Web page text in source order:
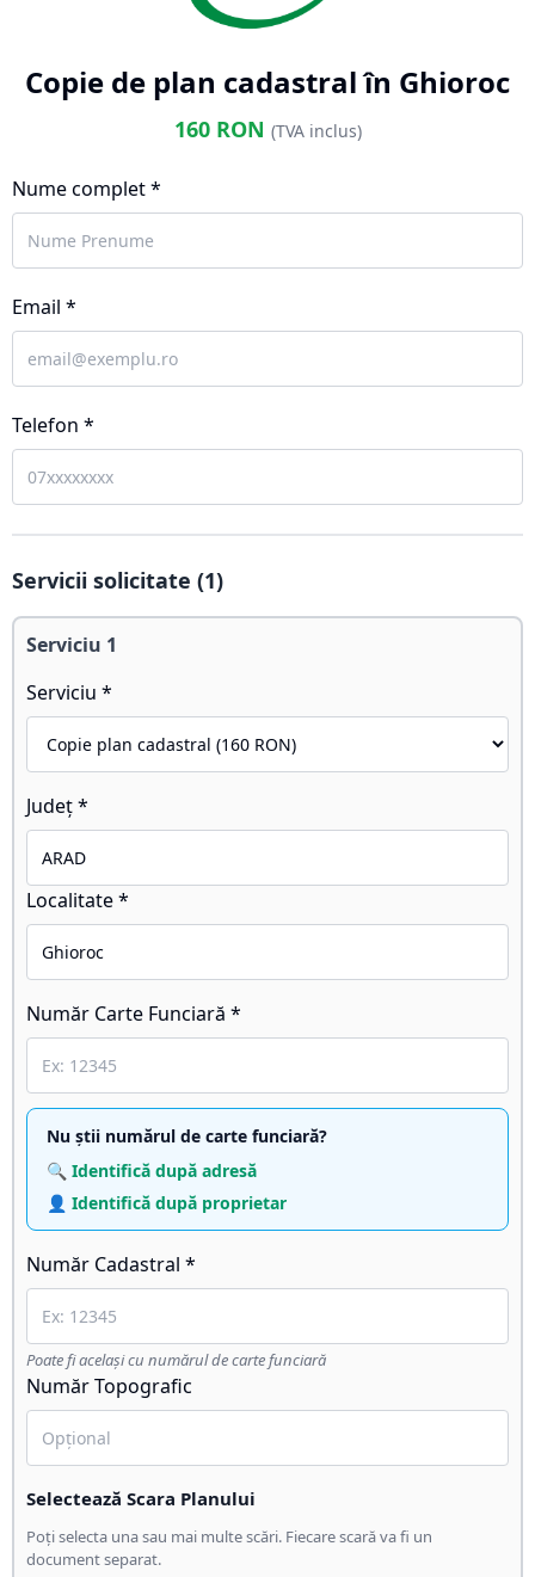
Copie de plan cadastral în Ghioroc
160RON (TVA inclus)
Nume complet *
Email *
Telefon *
Servicii solicitate (1)
Serviciu 1
Serviciu *
Județ *
Localitate *
Număr Carte Funciară *
Nu știi numărul de carte funciară?
🔍 Identifică după adresă
👤 Identifică după proprietar
Număr Cadastral *
Poate fi același cu numărul de carte funciară
Număr Topografic
Selectează Scara Planului
Poți selecta una sau mai multe scări. Fiecare scară va fi un
document separat.